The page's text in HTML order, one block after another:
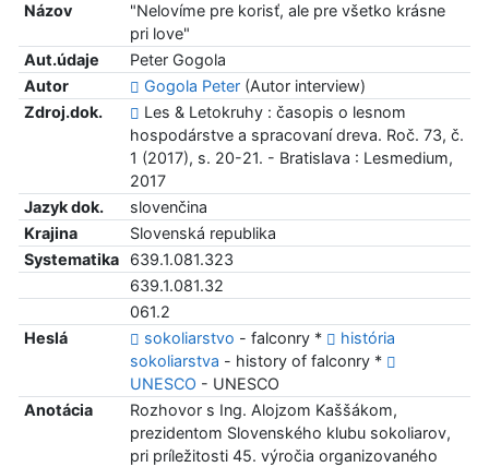
Názov
"Nelovíme pre korisť, ale pre všetko krásne
pri love"
Aut.údaje
Peter Gogola
Autor
Gogola Peter(Autor interview)
Zdroj.dok.
Les & Letokruhy : časopis o lesnom
hospodárstve a spracovaní dreva. Roč. 73, č.
1 (2017), s. 20-21. - Bratislava : Lesmedium,
2017
Jazyk dok.
slovenčina
Krajina
Slovenská republika
Systematika
639.1.081.323
639.1.081.32
061.2
Heslá
sokoliarstvo - falconry *
história
sokoliarstva - history of falconry *
UNESCO - UNESCO
Anotácia
Rozhovor s Ing. Alojzom Kaššákom,
prezidentom Slovenského klubu sokoliarov,
pri príležitosti 45. výročia organizovaného